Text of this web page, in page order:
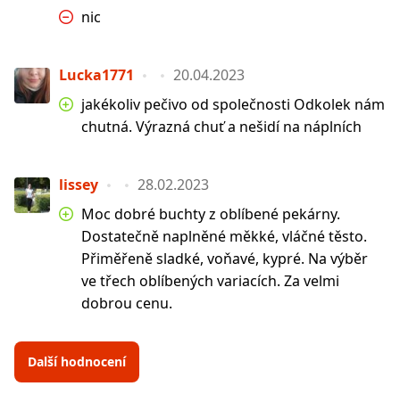
nic
Lucka1771
20.04.2023
jakékoliv pečivo od společnosti Odkolek nám
chutná. Výrazná chuť a nešidí na náplních
lissey
28.02.2023
Moc dobré buchty z oblíbené pekárny.
Dostatečně naplněné měkké, vláčné těsto.
Přiměřeně sladké, voňavé, kypré. Na výběr
ve třech oblíbených variacích. Za velmi
dobrou cenu.
Další hodnocení